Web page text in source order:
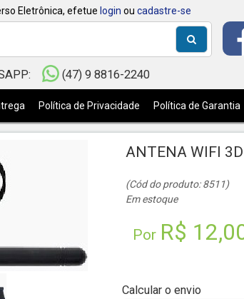
Eletrônica, efetue login ou cadastre-se
(47) 9 8816-2240
Política de Privacidade Política de Garantia
ANTENA WIFI
(Cód do produto: 8511)
Em estoque
Por R$
Calcular o envio